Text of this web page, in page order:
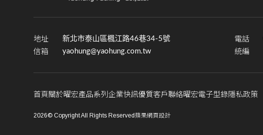
地址 新北市泰山區楓江路46巷34-5號 電話
信箱 yaohung@yaohung.com.tw 統編
首頁關於曜宏產品系列 企業快訊優質客戶聯絡曜宏電子型錄隱私政策
2026© Copyright All Rights Reserved蘋果網頁設計